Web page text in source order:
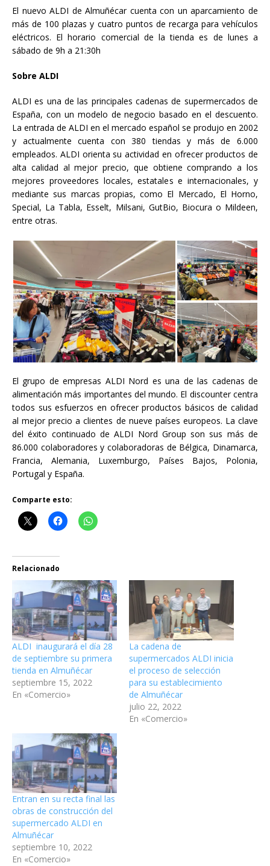
El nuevo ALDI de Almuñécar cuenta con un aparcamiento de
más de 100 plazas y cuatro puntos de recarga para vehículos
eléctricos. El horario comercial de la tienda es de lunes a
sábado de 9h a 21:30h
Sobre ALDI
ALDI es una de las principales cadenas de supermercados de
España, con un modelo de negocio basado en el descuento.
La entrada de ALDI en el mercado español se produjo en 2002
y actualmente cuenta con 380 tiendas y más de 6.000
empleados. ALDI orienta su actividad en ofrecer productos de
alta calidad al mejor precio, que obtiene comprando a los
mejores proveedores locales, estatales e internacionales, y
mediante sus marcas propias, como El Mercado, El Horno,
Special, La Tabla, Esselt, Milsani, GutBio, Biocura o Mildeen,
entre otras.
El grupo de empresas ALDI Nord es una de las cadenas de
alimentación más importantes del mundo. El discounter centra
todos sus esfuerzos en ofrecer productos básicos de calidad
al mejor precio a clientes de nueve países europeos. La clave
del éxito continuado de ALDI Nord Group son sus más de
86.000 colaboradores y colaboradoras de Bélgica, Dinamarca,
Francia, Alemania, Luxemburgo, Países Bajos, Polonia,
Portugal y España.
Comparte esto:
Relacionado
ALDI inaugurará el día 28
de septiembre su primera
tienda en Almuñécar
septiembre 15, 2022
En «Comercio»
La cadena de
supermercados ALDI inicia
el proceso de selección
para su establecimiento
de Almuñécar
julio 22, 2022
En «Comercio»
Entran en su recta final las
obras de construcción del
supermercado ALDI en
Almuñécar
septiembre 10, 2022
En «Comercio»